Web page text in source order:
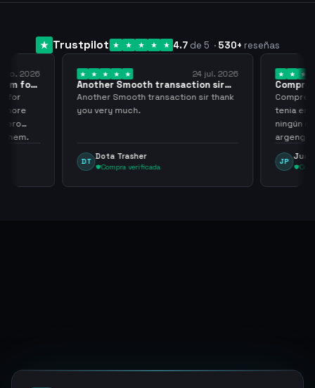
Trustpilot 4.7 de 5 · 530+ reseñas
2026
for
for
more
zero
them.
24 jul. 2026
Another Smooth transaction sir
thank…
Another Smooth transaction sir thank
you very much.
DT
Dota Trasher
Compra verificada
Compre
los…
Compre
tenia en
ningún
JP
Juan